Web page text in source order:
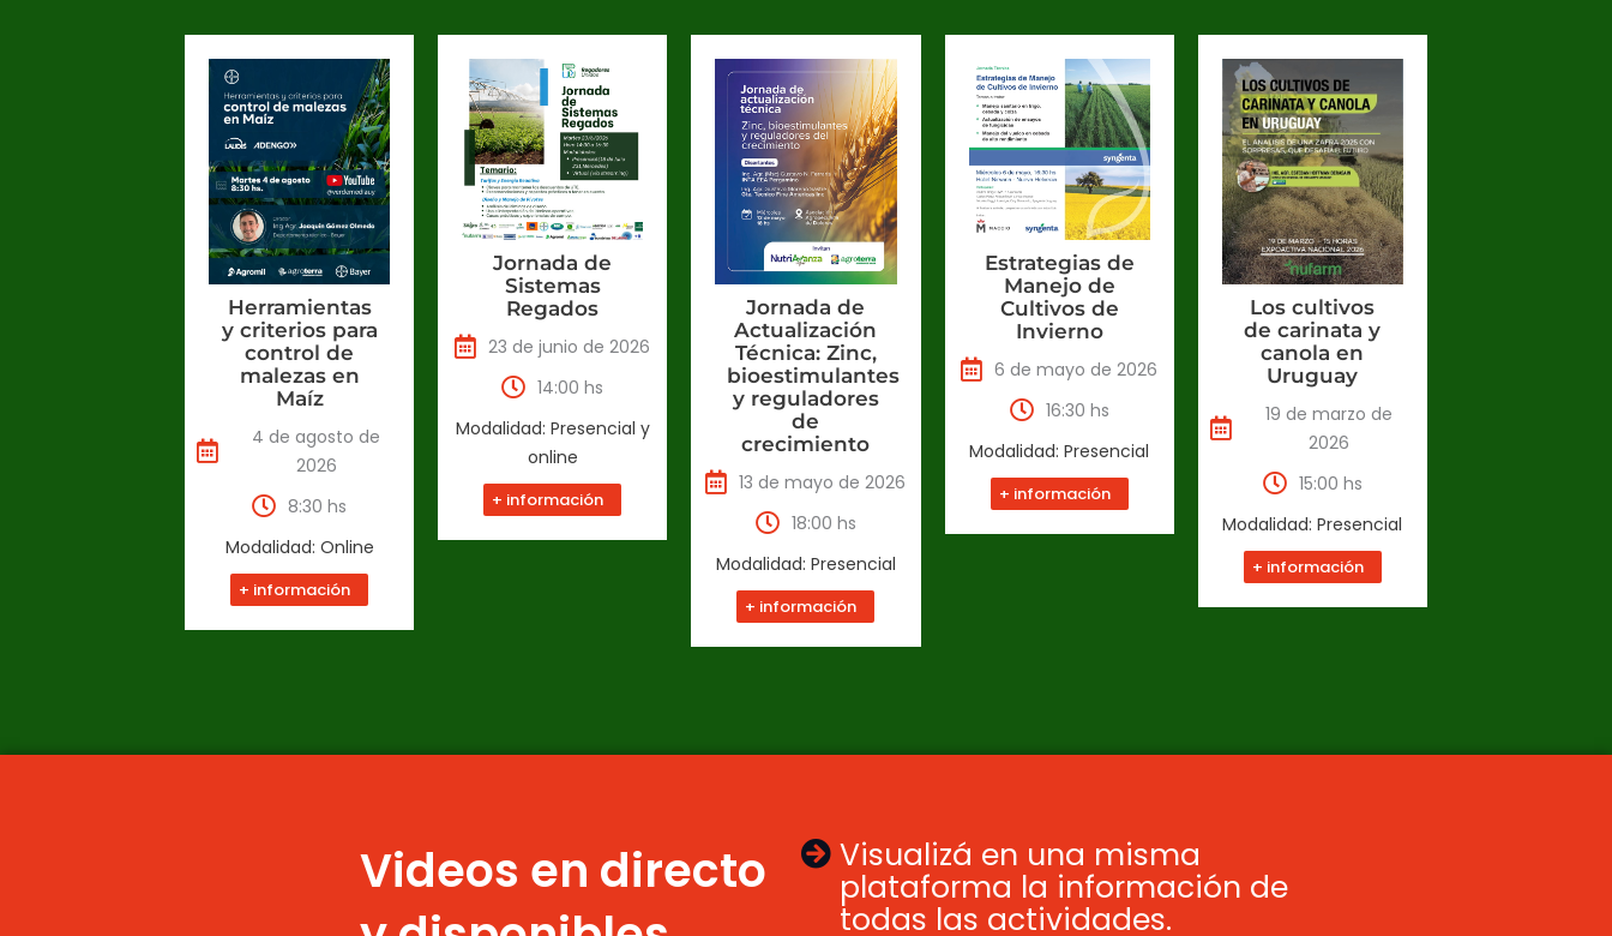
Herramientas
y criterios para
control de
malezas en
Maíz
4 de agosto de
2026
8:30 hs
Modalidad: Online
+ información
Jornada de
Sistemas
Regados
23 de junio de 2026
14:00 hs
Modalidad: Presencial y
online
+ información
Jornada de
Actualización
Técnica: Zinc,
bioestimulantes
y reguladores
de
crecimiento
13 de mayo de 2026
18:00 hs
Modalidad: Presencial
+ información
Estrategias de
Manejo de
Cultivos de
Invierno
6 de mayo de 2026
16:30 hs
Modalidad: Presencial
+ información
Los cultivos
de carinata y
canola en
Uruguay
19 de marzo de
2026
15:00 hs
Modalidad: Presencial
+ información
Videos en directo
Visualizá en una misma
plataforma la información de
todas las actividades.